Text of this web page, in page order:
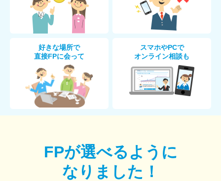
好きな場所で
直接FPに会って
スマホやPCで
オンライン相談も
FPが選べるように
なりました！